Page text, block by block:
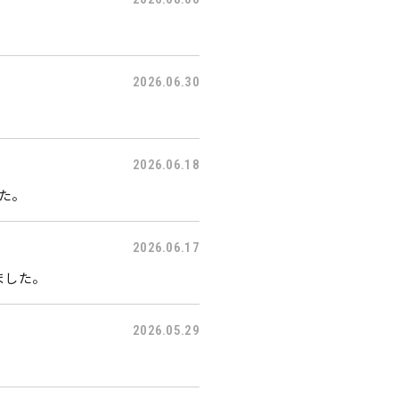
2026.06.30
2026.06.18
。
2026.06.17
た。
2026.05.29